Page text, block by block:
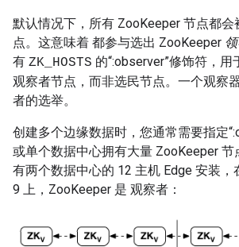
默认情况下，所有 ZooKeeper 节点都会
点。这意味着 都参与选出 ZooKeeper
有 ZK_HOSTS 的“:observer”修饰符，
观察者节点，而非选民节点。 一个观察
者的选举。
创建多个边缘数据时，您通常需要指定
或单个数据中心拥有大量 ZooKeeper
有两个数据中心的 12 主机 Edge 安装，
9 上，ZooKeeper 是 观察者：